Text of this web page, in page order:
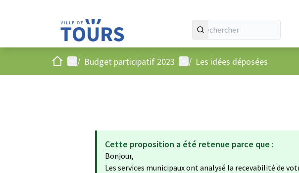
AccueilMenu principal
/ Budget participatif 2023 Menu utilisateur
/ Les idées déposées
Cette proposition a été retenue parce que :
Bonjour,
Les services municipaux ont analysé la recevabilité de